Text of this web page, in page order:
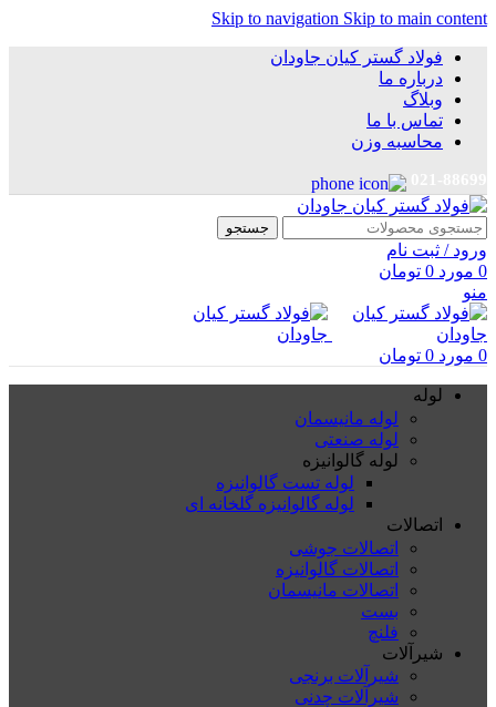
Skip to navigation Skip to main content
فولاد گستر کیان جاودان
درباره ما
وبلاگ
تماس با ما
محاسبه وزن
جستجو
ورود / ثبت نام
0 مورد 0 تومان
منو
0 مورد 0 تومان
لوله
لوله مانیسمان
لوله صنعتی
لوله گالوانیزه
لوله تست گالوانیزه
لوله گالوانیزه گلخانه ای
اتصالات
اتصالات جوشی
اتصالات گالوانیزه
اتصالات مانیسمان
بست
فلنچ
شیرآلات
شیرآلات برنجی
شیرآلات چدنی